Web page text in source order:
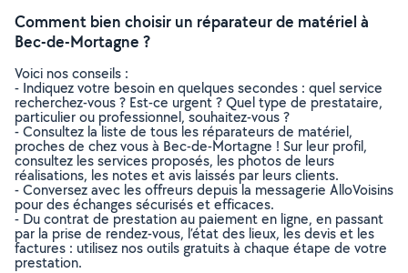
Comment bien choisir un réparateur de matériel à
Bec-de-Mortagne ?
Voici nos conseils :
- Indiquez votre besoin en quelques secondes : quel service
recherchez-vous ? Est-ce urgent ? Quel type de prestataire,
particulier ou professionnel, souhaitez-vous ?
- Consultez la liste de tous les réparateurs de matériel,
proches de chez vous à Bec-de-Mortagne ! Sur leur profil,
consultez les services proposés, les photos de leurs
réalisations, les notes et avis laissés par leurs clients.
- Conversez avec les offreurs depuis la messagerie AlloVoisins
pour des échanges sécurisés et efficaces.
- Du contrat de prestation au paiement en ligne, en passant
par la prise de rendez-vous, l’état des lieux, les devis et les
factures : utilisez nos outils gratuits à chaque étape de votre
prestation.